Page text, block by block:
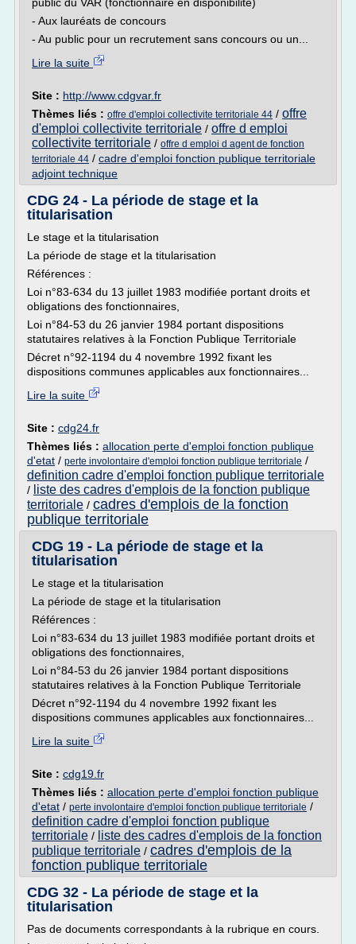
- Aux lauréats de concours
- Au public pour un recrutement sans concours ou un...
Lire la suite
Site : http://www.cdgvar.fr
Thèmes liés : offre d'emploi collectivite territoriale 44 / offre
d'emploi collectivite territoriale / offre d emploi
collectivite territoriale / offre d emploi d agent de fonction
territoriale 44 / cadre d'emploi fonction publique territoriale
adjoint technique
CDG 24 - La période de stage et la
titularisation
Le stage et la titularisation
La période de stage et la titularisation
Références :
Loi n°83-634 du 13 juillet 1983 modifiée portant droits et
obligations des fonctionnaires,
Loi n°84-53 du 26 janvier 1984 portant dispositions
statutaires relatives à la Fonction Publique Territoriale
Décret n°92-1194 du 4 novembre 1992 fixant les
dispositions communes applicables aux fonctionnaires...
Lire la suite
Site : cdg24.fr
Thèmes liés : allocation perte d'emploi fonction publique
d'etat / perte involontaire d'emploi fonction publique territoriale /
definition cadre d'emploi fonction publique territoriale
/ liste des cadres d'emplois de la fonction publique
territoriale / cadres d'emplois de la fonction
publique territoriale
CDG 19 - La période de stage et la
titularisation
Le stage et la titularisation
La période de stage et la titularisation
Références :
Loi n°83-634 du 13 juillet 1983 modifiée portant droits et
obligations des fonctionnaires,
Loi n°84-53 du 26 janvier 1984 portant dispositions
statutaires relatives à la Fonction Publique Territoriale
Décret n°92-1194 du 4 novembre 1992 fixant les
dispositions communes applicables aux fonctionnaires...
Lire la suite
Site : cdg19.fr
Thèmes liés : allocation perte d'emploi fonction publique
d'etat / perte involontaire d'emploi fonction publique territoriale /
definition cadre d'emploi fonction publique
territoriale / liste des cadres d'emplois de la fonction
publique territoriale / cadres d'emplois de la
fonction publique territoriale
CDG 32 - La période de stage et la
titularisation
Pas de documents correspondants à la rubrique en cours.